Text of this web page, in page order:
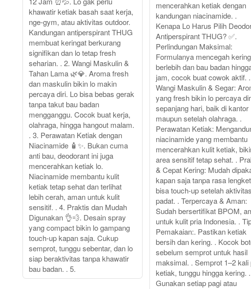
khawatir ketiak basah saat kerja,
nge-gym, atau aktivitas outdoor.
Kandungan antiperspirant THUG
membuat keringat berkurang
signifikan dan lo tetap fresh
seharian. . 2. Wangi Maskulin &
Tahan Lama 🌿💎. Aroma fresh
dan maskulin bikin lo makin
percaya diri. Lo bisa bebas gerak
tanpa takut bau badan
mengganggu. Cocok buat kerja,
olahraga, hingga hangout malam.
. 3. Perawatan Ketiak dengan
Niacinamide 🧴✨. Bukan cuma
anti bau, deodorant ini juga
mencerahkan ketiak lo.
Niacinamide membantu kulit
ketiak tetap sehat dan terlihat
lebih cerah, aman untuk kulit
sensitif. . 4. Praktis dan Mudah
Digunakan 👌💨. Desain spray
yang compact bikin lo gampang
touch-up kapan saja. Cukup
semprot, tunggu sebentar, dan lo
siap beraktivitas tanpa khawatir
bau badan. . 5.
mencerahkan ketiak dengan
kandungan niacinamide. .
Kenapa Lo Harus Pilih
Antiperspirant THUG? ✅.
Perlindungan Maksimal:
Formulanya mencegah
berlebih dan bau badan
jam, cocok buat cowok aktif. .
Wangi Maskulin & Segar:
yang fresh bikin lo percaya
sepanjang hari, baik di kantor
maupun setelah olahraga. .
Perawatan Ketiak:
niacinamide yang membantu
mencerahkan kulit ketiak,
area sensitif tetap sehat. .
& Cepat Kering: Mudah
kapan saja tanpa rasa
bisa touch-up setelah aktivitas
padat. . Terpercaya & Aman:
Sudah bersertifikat BPOM,
untuk kulit pria Indonesia. .
Pemakaian:. Pastikan ketiak
bersih dan kering. . Kocok
sebelum semprot untuk hasil
maksimal. . Semprot 1–2 kali
ketiak, tunggu hingga kering. .
Gunakan setiap pagi atau